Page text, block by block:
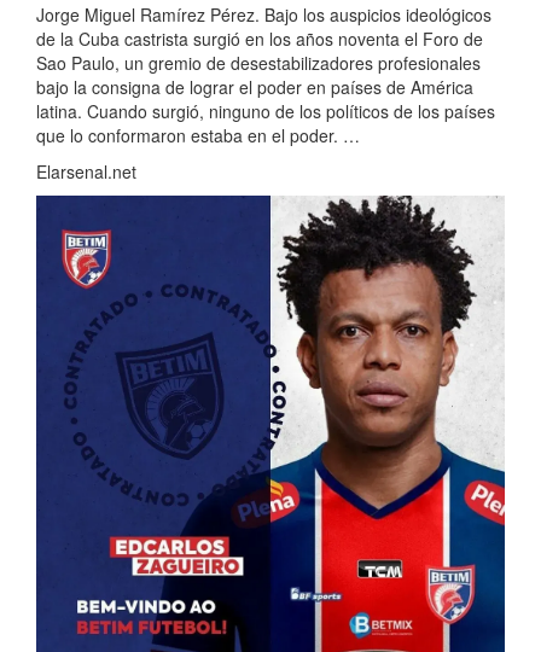
Jorge Miguel Ramírez Pérez. Bajo los auspicios ideológicos
de la Cuba castrista surgió en los años noventa el Foro de
Sao Paulo, un gremio de desestabilizadores profesionales
bajo la consigna de lograr el poder en países de América
latina. Cuando surgió, ninguno de los políticos de los países
que lo conformaron estaba en el poder. …
Elarsenal.net